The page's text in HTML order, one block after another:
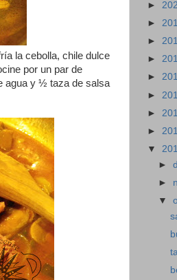
la cebolla, chile dulce
por un par de
agua y ½ taza de salsa
►
►
►
►
►
►
►
►
▼
►
►
▼